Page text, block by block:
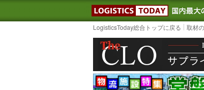
LogisticsToday総合トップに戻る 取材